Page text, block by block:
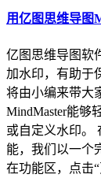
用亿图思维导图
亿图思维导图软
加水印，有助于
将由小编来带大
MindMaster能够
或自定义水印。
能，我们以一个
在功能区，点击